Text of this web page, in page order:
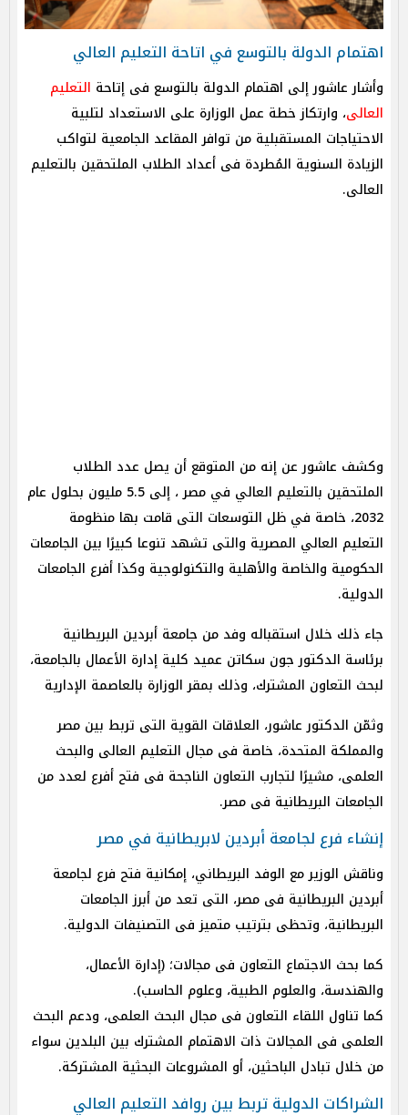
اهتمام الدولة بالتوسع في اتاحة التعليم العالي
وأشار عاشور إلى اهتمام الدولة بالتوسع فى إتاحة التعليم
العالى، وارتكاز خطة عمل الوزارة على الاستعداد لتلبية
الاحتياجات المستقبلية من توافر المقاعد الجامعية لتواكب
الزيادة السنوية المُطردة فى أعداد الطلاب الملتحقين بالتعليم
العالى.
وكشف عاشور عن إنه من المتوقع أن يصل عدد الطلاب
الملتحقين بالتعليم العالي في مصر ، إلى 5.5 مليون بحلول عام
2032، خاصة في ظل التوسعات التى قامت بها منظومة
التعليم العالي المصرية والتى تشهد تنوعا كبيرًا بين الجامعات
الحكومية والخاصة والأهلية والتكنولوجية وكذا أفرع الجامعات
الدولية.
جاء ذلك خلال استقباله وفد من جامعة أبردين البريطانية
برئاسة الدكتور جون سكاتن عميد كلية إدارة الأعمال بالجامعة،
لبحث التعاون المشترك، وذلك بمقر الوزارة بالعاصمة الإدارية
وثمّن الدكتور عاشور، العلاقات القوية التى تربط بين مصر
والمملكة المتحدة، خاصة فى مجال التعليم العالى والبحث
العلمى، مشيرًا لتجارب التعاون الناجحة فى فتح أفرع لعدد من
الجامعات البريطانية فى مصر.
إنشاء فرع لجامعة أبردين لابريطانية في مصر
وناقش الوزير مع الوفد البريطاني، إمكانية فتح فرع لجامعة
أبردين البريطانية فى مصر، التى تعد من أبرز الجامعات
البريطانية، وتحظى بترتيب متميز فى التصنيفات الدولية.
كما بحث الاجتماع التعاون فى مجالات؛ (إدارة الأعمال،
والهندسة، والعلوم الطبية، وعلوم الحاسب).
كما تناول اللقاء التعاون فى مجال البحث العلمى، ودعم البحث
العلمى فى المجالات ذات الاهتمام المشترك بين البلدين سواء
من خلال تبادل الباحثين، أو المشروعات البحثية المشتركة.
الشراكات الدولية تربط بين روافد التعليم العالي